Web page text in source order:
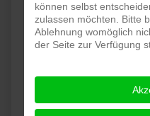
SSLVerschlüsselung
Diese Seite nutzt aus
Schutz der Übertragung
Verbindung erkennen Sie
können selbst
zulassen möchten. Bitte
Ablehnung womöglich
der Seite zur Verfügung